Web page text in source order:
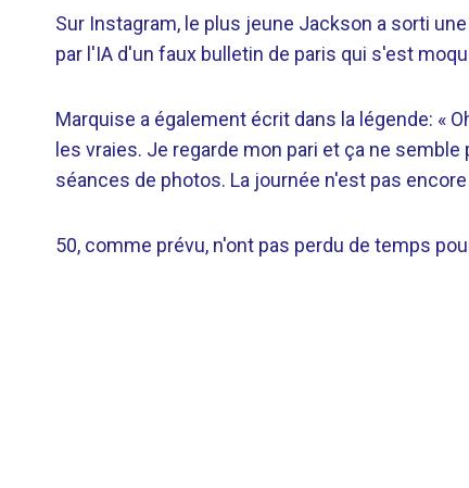
Sur Instagram, le plus jeune Jackson a sorti
par l'IA d'un faux bulletin de paris qui s'est
Marquise a également écrit dans la légende: «
les vraies. Je regarde mon pari et ça ne
séances de photos. La journée n'est pas
50, comme prévu, n'ont pas perdu de temps